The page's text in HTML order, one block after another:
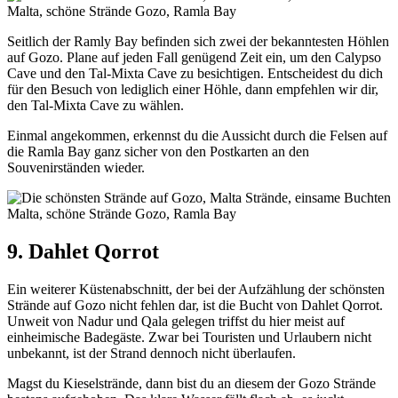
Seitlich der Ramly Bay befinden sich zwei der bekanntesten Höhlen
auf Gozo. Plane auf jeden Fall genügend Zeit ein, um den Calypso
Cave und den Tal-Mixta Cave zu besichtigen. Entscheidest du dich
für den Besuch von lediglich einer Höhle, dann empfehlen wir dir,
den Tal-Mixta Cave zu wählen.
Einmal angekommen, erkennst du die Aussicht durch die Felsen auf
die Ramla Bay ganz sicher von den Postkarten an den
Souvenirständen wieder.
9. Dahlet Qorrot
Ein weiterer Küstenabschnitt, der bei der Aufzählung der schönsten
Strände auf Gozo nicht fehlen dar, ist die Bucht von Dahlet Qorrot.
Unweit von Nadur und Qala gelegen triffst du hier meist auf
einheimische Badegäste. Zwar bei Touristen und Urlaubern nicht
unbekannt, ist der Strand dennoch nicht überlaufen.
Magst du Kieselstrände, dann bist du an diesem der Gozo Strände